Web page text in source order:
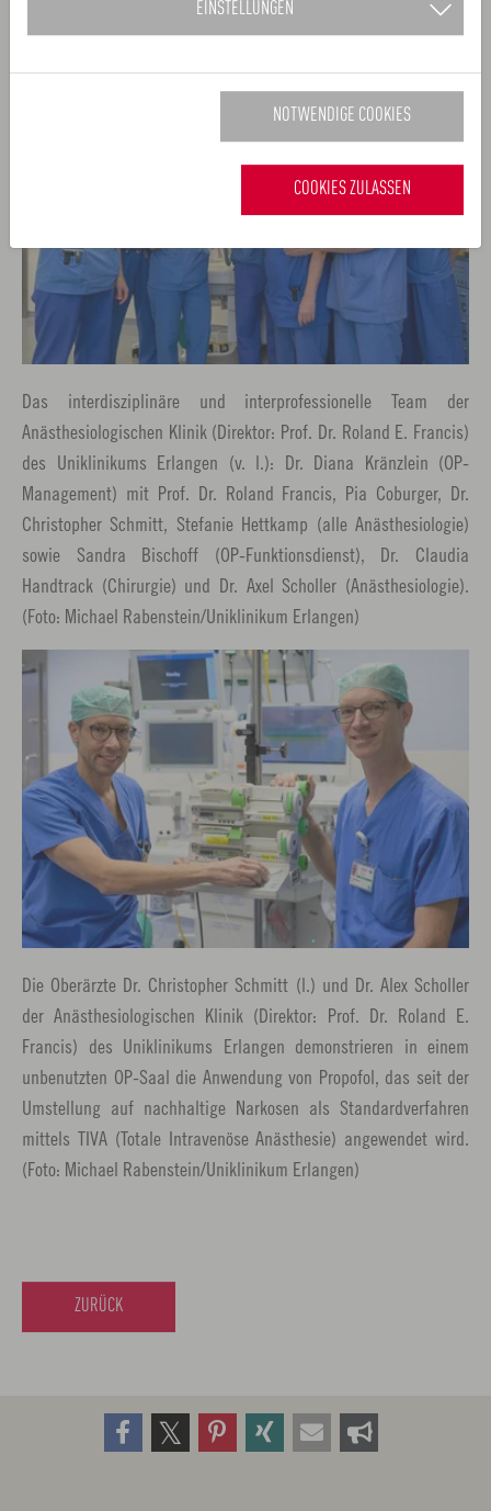
www.metropolregion.nuernberg.de
Das interdisziplinäre und interprofessionelle Team der
Anästhesiologischen Klinik (Direktor: Prof. Dr. Roland E. Francis)
des Uniklinikums Erlangen (v. l.): Dr. Diana Kränzlein (OP-
Management) mit Prof. Dr. Roland Francis, Pia Coburger, Dr.
Christopher Schmitt, Stefanie Hettkamp (alle Anästhesiologie)
sowie Sandra Bischoff (OP-Funktionsdienst), Dr. Claudia
Handtrack (Chirurgie) und Dr. Axel Scholler (Anästhesiologie).
(Foto: Michael Rabenstein/Uniklinikum Erlangen)
Die Oberärzte Dr. Christopher Schmitt (l.) und Dr. Alex Scholler
der Anästhesiologischen Klinik (Direktor: Prof. Dr. Roland E.
Francis) des Uniklinikums Erlangen demonstrieren in einem
unbenutzten OP-Saal die Anwendung von Propofol, das seit der
Umstellung auf nachhaltige Narkosen als Standardverfahren
mittels TIVA (Totale Intravenöse Anästhesie) angewendet wird.
(Foto: Michael Rabenstein/Uniklinikum Erlangen)
ZURÜCK
EINSTELLUNGEN
NOTWENDIGE COOKIES
COOKIES ZULASSEN